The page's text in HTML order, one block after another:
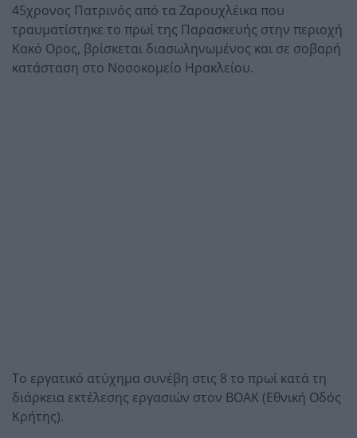
45χρονος Πατρινός από τα Ζαρουχλέικα που
τραυματίστηκε το πρωί της Παρασκευής στην περιοχή
Κακό Ορος, βρίσκεται διασωληνωμένος και σε σοβαρή
κατάσταση στο Νοσοκομείο Ηρακλείου.
Το εργατικό ατύχημα συνέβη στις 8 το πρωί κατά τη
διάρκεια εκτέλεσης εργασιών στον ΒΟΑΚ (Εθνική Οδός
Κρήτης).